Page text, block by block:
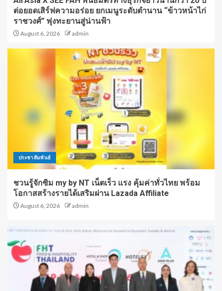
ต่อยอดเสิร์ฟความอร่อย ยกเมนูระดับตำนาน “ข้าวหน้าไก่
ราชวงศ์” พุ่งทะยานสู่น่านฟ้า
August 6, 2026 admin
ประชาสัมพันธ์
ชวนรู้จักซิม my by NT เน็ตเร็ว แรง คุ้มค่าทั่วไทย พร้อม
โอกาสสร้างรายได้เสริมผ่าน Lazada Affiliate
August 6, 2026 admin